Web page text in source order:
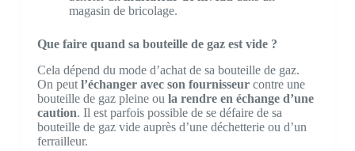
magasin de bricolage.
Que faire quand sa bouteille de gaz est vide ?
Cela dépend du mode d’achat de sa bouteille de gaz.
On peut l’échanger avec son fournisseurcontre une
bouteille de gaz pleine ou la rendre en échange d’une
caution. Il est parfois possible de se défaire de sa
bouteille de gaz vide auprès d’une déchetterie ou d’un
ferrailleur.